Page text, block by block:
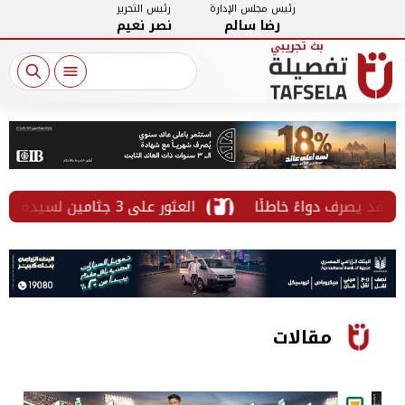
رئيس مجلس الإدارة
رضا سالم
رئيس التحرير
نصر نعيم
العثور على 3 جثامين لسيدة وابنتيها داخل سيارة في التجمع يصرف دواءً خاطئًا
مقالات